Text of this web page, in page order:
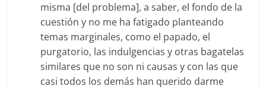
misma [del problema], a saber, el fondo de la
cuestión y no me ha fatigado planteando
temas marginales, como el papado, el
purgatorio, las indulgencias y otras bagatelas
similares que no son ni causas y con las que
casi todos los demás han querido darme